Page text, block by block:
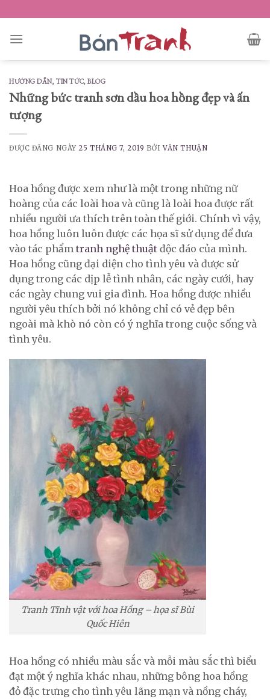
to
content
HƯỚNG DẪN,TIN TỨC,BLOG
Những bức tranh sơn dầu hoa hồng đẹp và ấn
tượng
ĐƯỢC ĐĂNG NGÀY 25 THÁNG 7, 2019 BỞIVĂN THUẬN
Hoa hồng được xem như là một trong những nữ
hoàng của các loài hoa và cũng là loài hoa được rất
nhiều người ưa thích trên toàn thế giới. Chính vì vậy,
hoa hồng luôn luôn được các họa sĩ sử dụng để đưa
vào tác phẩm tranh nghệ thuật độc đáo của mình.
Hoa hồng cũng đại diện cho tình yêu và được sử
dụng trong các dịp lễ tình nhân, các ngày cưới, hay
các ngày chung vui gia đình. Hoa hồng được nhiều
người yêu thích bởi nó không chỉ có vẻ đẹp bên
ngoài mà khò nó còn có ý nghĩa trong cuộc sống và
tình yêu.
Tranh Tĩnh vật với hoa Hồng – họa sĩ Bùi
Quốc Hiên
Hoa hồng có nhiều màu sắc và mỗi màu sắc thì biểu
đạt một ý nghĩa khác nhau, những bông hoa hồng
đỏ đặc trưng cho tình yêu lãng mạn và nồng cháy,